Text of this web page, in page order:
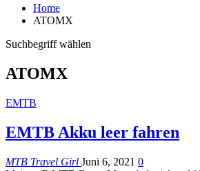
Home
ATOMX
Suchbegriff wählen
ATOMX
EMTB
EMTB Akku leer fahren
MTB Travel Girl Juni 6, 2021 0